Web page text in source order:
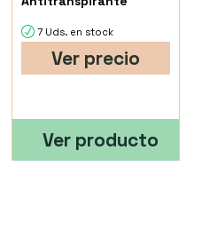
7 Uds. en stock
Ver precio
Ver producto